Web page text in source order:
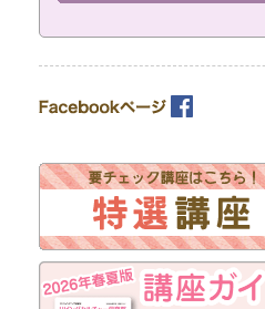
月 火 水
木
金
土 日
（※複数回答可）
開始時間の指定
午前の部